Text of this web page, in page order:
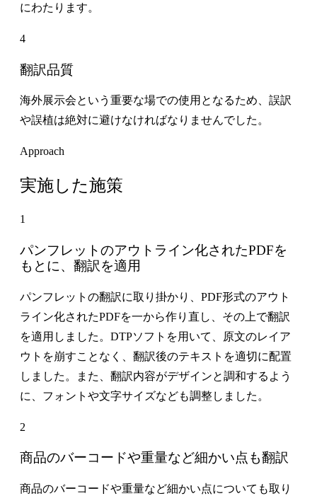
にわたります。
4
翻訳品質
海外展示会という重要な場での使用となるため、誤訳
や誤植は絶対に避けなければなりませんでした。
Approach
実施した施策
1
パンフレットのアウトライン化されたPDFを
もとに、翻訳を適用
パンフレットの翻訳に取り掛かり、PDF形式のアウト
ライン化されたPDFを一から作り直し、その上で翻訳
を適用しました。DTPソフトを用いて、原文のレイア
ウトを崩すことなく、翻訳後のテキストを適切に配置
しました。また、翻訳内容がデザインと調和するよう
に、フォントや文字サイズなども調整しました。
2
商品のバーコードや重量など細かい点も翻訳
商品のバーコードや重量など細かい点についても取り